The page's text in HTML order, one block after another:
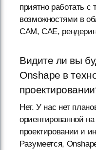
приятно работать с
возможностями в
CAM, CAE,
Видите ли вы
Onshape в
Нет. У нас нет
ориентированной на
проектировании и
Разумеется,